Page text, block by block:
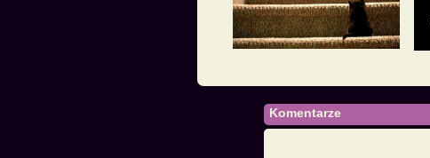
Komentarze